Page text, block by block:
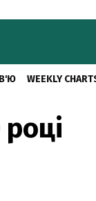
WEEKLY